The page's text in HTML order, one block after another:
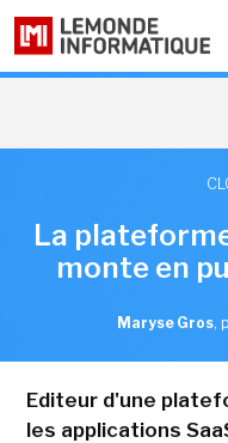
La
monte en
Maryse Gros,
Editeur d'une
les applications